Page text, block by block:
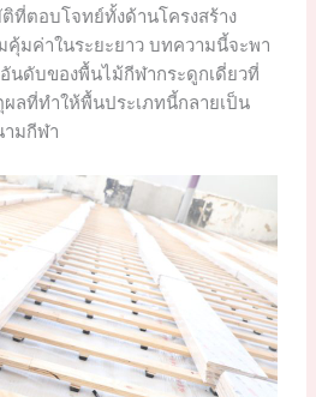
ตอบโจทย์ทั้งด้านโครงสร้าง
มค่าในระยะยาว บทความนี้จะพา
นดับของพื้นไม้กีฬากระดูกเดี่ยวที่
ลที่ทำให้พื้นประเภทนี้กลายเป็น
ามกีฬา